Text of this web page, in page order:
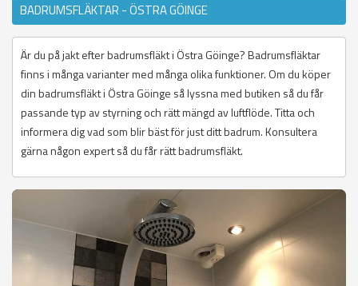
BADRUMSFLÄKTAR - ÖSTRA GÖINGE
Är du på jakt efter badrumsfläkt i Östra Göinge? Badrumsfläktar
finns i många varianter med många olika funktioner. Om du köper
din badrumsfläkt i Östra Göinge så lyssna med butiken så du får
passande typ av styrning och rätt mängd av luftflöde. Titta och
informera dig vad som blir bäst för just ditt badrum. Konsultera
gärna någon expert så du får rätt badrumsfläkt.